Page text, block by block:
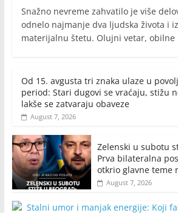
Snažno nevreme zahvatilo je više
odnelo najmanje dva ljudska života i
materijalnu štetu. Olujni vetar, obilne
Od 15. avgusta tri znaka ulaze u
period: Stari dugovi se vraćaju, stižu
lakše se zatvaraju obaveze
August 7, 2026
Zelenski u subotu
Prva bilateralna
otkrio glavne teme
August 7, 2026